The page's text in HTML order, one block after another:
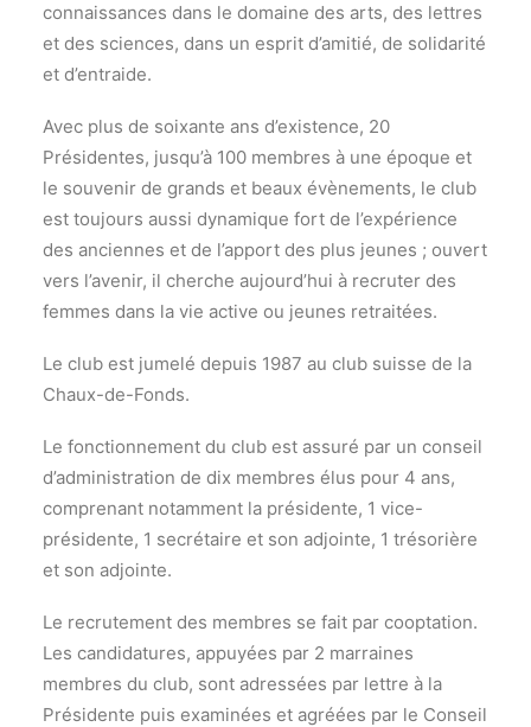
connaissances dans le domaine des arts, des lettres
et des sciences, dans un esprit d’amitié, de solidarité
et d’entraide.
Avec plus de soixante ans d’existence, 20
Présidentes, jusqu’à 100 membres à une époque et
le souvenir de grands et beaux évènements, le club
est toujours aussi dynamique fort de l’expérience
des anciennes et de l’apport des plus jeunes ; ouvert
vers l’avenir, il cherche aujourd’hui à recruter des
femmes dans la vie active ou jeunes retraitées.
Le club est jumelé depuis 1987 au club suisse de la
Chaux-de-Fonds.
Le fonctionnement du club est assuré par un conseil
d’administration de dix membres élus pour 4 ans,
comprenant notamment la présidente, 1 vice-
présidente, 1 secrétaire et son adjointe, 1 trésorière
et son adjointe.
Le recrutement des membres se fait par cooptation.
Les candidatures, appuyées par 2 marraines
membres du club, sont adressées par lettre à la
Présidente puis examinées et agréées par le Conseil